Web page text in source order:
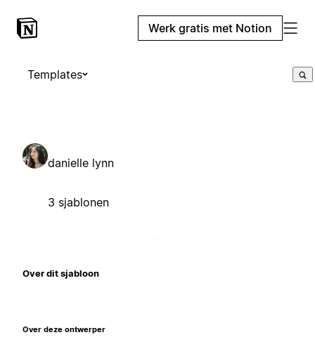
Werk gratis met Notion
Templates
danielle lynn
3 sjablonen
Over dit sjabloon
Over deze ontwerper